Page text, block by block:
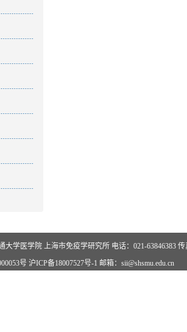
大学医学院 上海市免疫学研究所 电话：021-63846383 传
号 沪ICP备18007527号-1 邮箱：sii@shsmu.edu.cn